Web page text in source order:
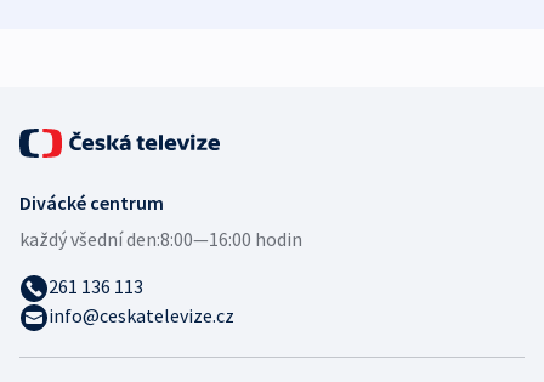
Divácké centrum
každý všední den:8:00—16:00 hodin
261 136 113
info@ceskatelevize.cz